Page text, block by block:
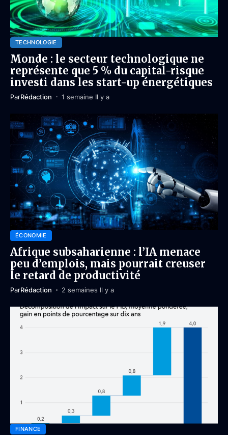
TECHNOLOGIE
Monde : le secteur technologique ne
représente que 5 % du capital-risque
investi dans les start-up énergétiques
ParRédaction 1 semaine Il y a
ÉCONOMIE
Afrique subsaharienne : l’IA menace
peu d’emplois, mais pourrait creuser
le retard de productivité
ParRédaction 2 semaines Il y a
FINANCE